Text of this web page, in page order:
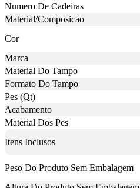
Numero De Cadeiras
Material/Composicao
Cor
Marca
Material Do Tampo
Formato Do Tampo
Pes (Qt)
Acabamento
Material Dos Pes
Itens Inclusos
Peso Do Produto Sem Embalagem